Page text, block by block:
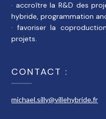
· accroître la R&D des
hybride, programmation
· favoriser la
projets.
CONTACT :
michael.silly@villehybride.fr